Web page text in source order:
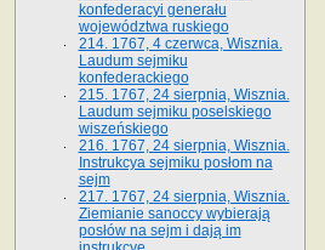
konfederacyi generału
województwa ruskiego
214. 1767, 4 czerwca, Wisznia.
Laudum sejmiku
konfederackiego
215. 1767, 24 sierpnia, Wisznia.
Laudum sejmiku poselskiego
wiszeńskiego
216. 1767, 24 sierpnia, Wisznia.
Instrukcya sejmiku posłom na
sejm
217. 1767, 24 sierpnia, Wisznia.
Ziemianie sanoccy wybierają
posłów na sejm i dają im